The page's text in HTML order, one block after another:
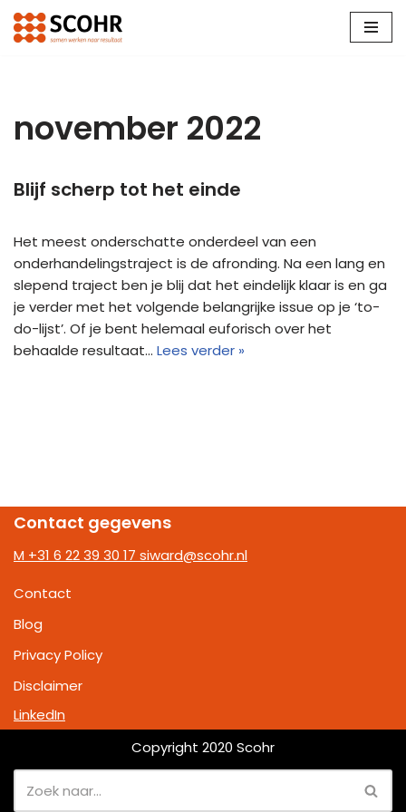
Ga
november 2022
Blijf scherp tot het einde
Het meest onderschatte onderdeel van een
onderhandelingstraject is de afronding. Na een lang en
slepend traject ben je blij dat het eindelijk klaar is en ga
je verder met het volgende belangrijke issue op je ‘to-
do-lijst’. Of je bent helemaal euforisch over het
behaalde resultaat… Lees verder »
Contact gegevens
M +31 6 22 39 30 17 siward@scohr.nl
Contact
Blog
Privacy Policy
Disclaimer
LinkedIn
Copyright 2020 Scohr